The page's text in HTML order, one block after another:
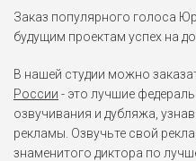
Роланд
Рик
Шпион
Заказ популярного голоса
будущим проектам успех на
В нашей студии можно
России - это лучшие
озвучивания и дубляжа,
рекламы. Озвучьте свой
знаменитого диктора по